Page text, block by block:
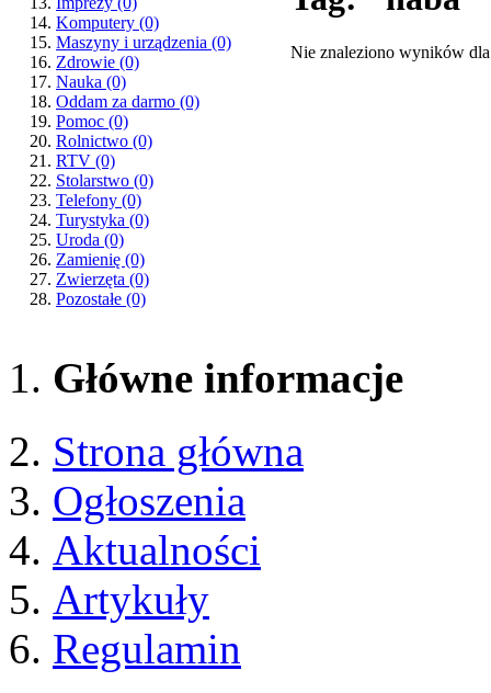
Komputery (0)
Maszyny i urządzenia (0)
Zdrowie (0)
Nauka (0)
Oddam za darmo (0)
Pomoc (0)
Rolnictwo (0)
RTV (0)
Stolarstwo (0)
Telefony (0)
Turystyka (0)
Uroda (0)
Zamienię (0)
Zwierzęta (0)
Pozostałe (0)
Nie znaleziono wyników
Główne informacje
Strona główna
Ogłoszenia
Aktualności
Artykuły
Regulamin